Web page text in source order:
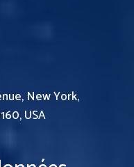
New York,
USA